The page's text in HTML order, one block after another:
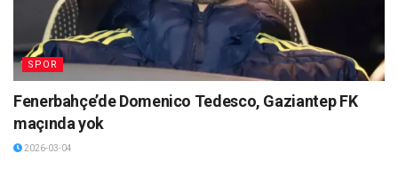
SPOR
Fenerbahçe’de Domenico Tedesco, Gaziantep FK
maçında yok
2026-03-04